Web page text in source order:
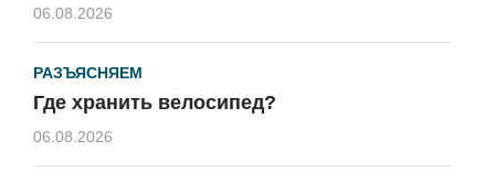
06.08.2026
РАЗЪЯСНЯЕМ
Где хранить велосипед?
06.08.2026